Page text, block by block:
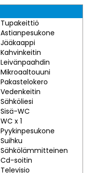
Tupakeittiö
Astianpesukone
Jääkaappi
Kahvinkeitin
Leivänpaahdin
Mikroaaltouuni
Pakastelokero
Vedenkeitin
Sähköliesi
Sisä-WC
WC x 1
Pyykinpesukone
Suihku
Sähkölämmitteinen
Cd-soitin
Televisio